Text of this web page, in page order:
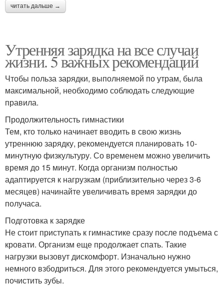
читать дальше →
Утренняя зарядка на все случаи
жизни. 5 важных рекомендаций
Чтобы польза зарядки, выполняемой по утрам, была
максимальной, необходимо соблюдать следующие
правила.
Продолжительность гимнастики
Тем, кто только начинает вводить в свою жизнь
утреннюю зарядку, рекомендуется планировать 10-
минутную физкультуру. Со временем можно увеличить
время до 15 минут. Когда организм полностью
адаптируется к нагрузкам (приблизительно через 3-6
месяцев) начинайте увеличивать время зарядки до
получаса.
Подготовка к зарядке
Не стоит приступать к гимнастике сразу после подъема с
кровати. Организм еще продолжает спать. Такие
нагрузки вызовут дискомфорт. Изначально нужно
немного взбодриться. Для этого рекомендуется умыться,
почистить зубы.